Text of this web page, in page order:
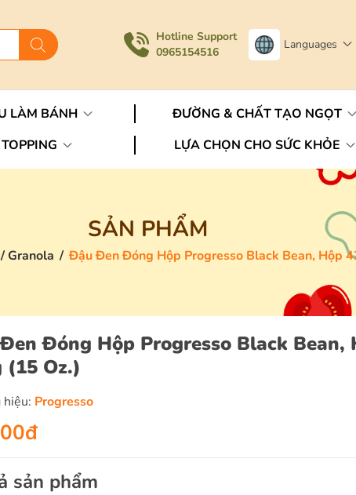
Hotline Support
0965154516
Languages
LÀM BÁNH ĐƯỜNG & CHẤT TẠO NGỌT
LỰA CHỌN CHO SỨC KHỎE
SẢN PHẨM
Granola / Đậu Đen Đóng Hộp Progresso Black Bean, Hộp
Đóng Hộp Progresso Black Bean,
(15 Oz.)
hiệu: Progresso
sản phẩm